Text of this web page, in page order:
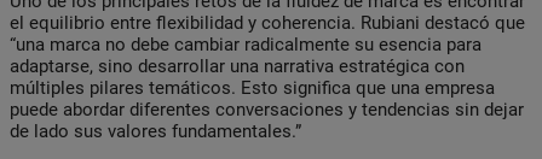
el equilibrio entre flexibilidad y coherencia. Rubiani destacó que
“una marca no debe cambiar radicalmente su esencia para
adaptarse, sino desarrollar una narrativa estratégica con
múltiples pilares temáticos. Esto significa que una empresa
puede abordar diferentes conversaciones y tendencias sin dejar
de lado sus valores fundamentales.”